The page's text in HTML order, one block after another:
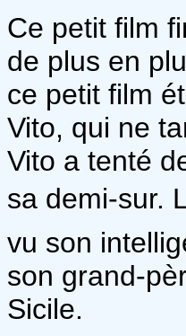
Ce petit film
de plus en
ce petit film
Vito, qui ne
Vito a tenté
sa demi-
vu son
son grand-
Sicile.